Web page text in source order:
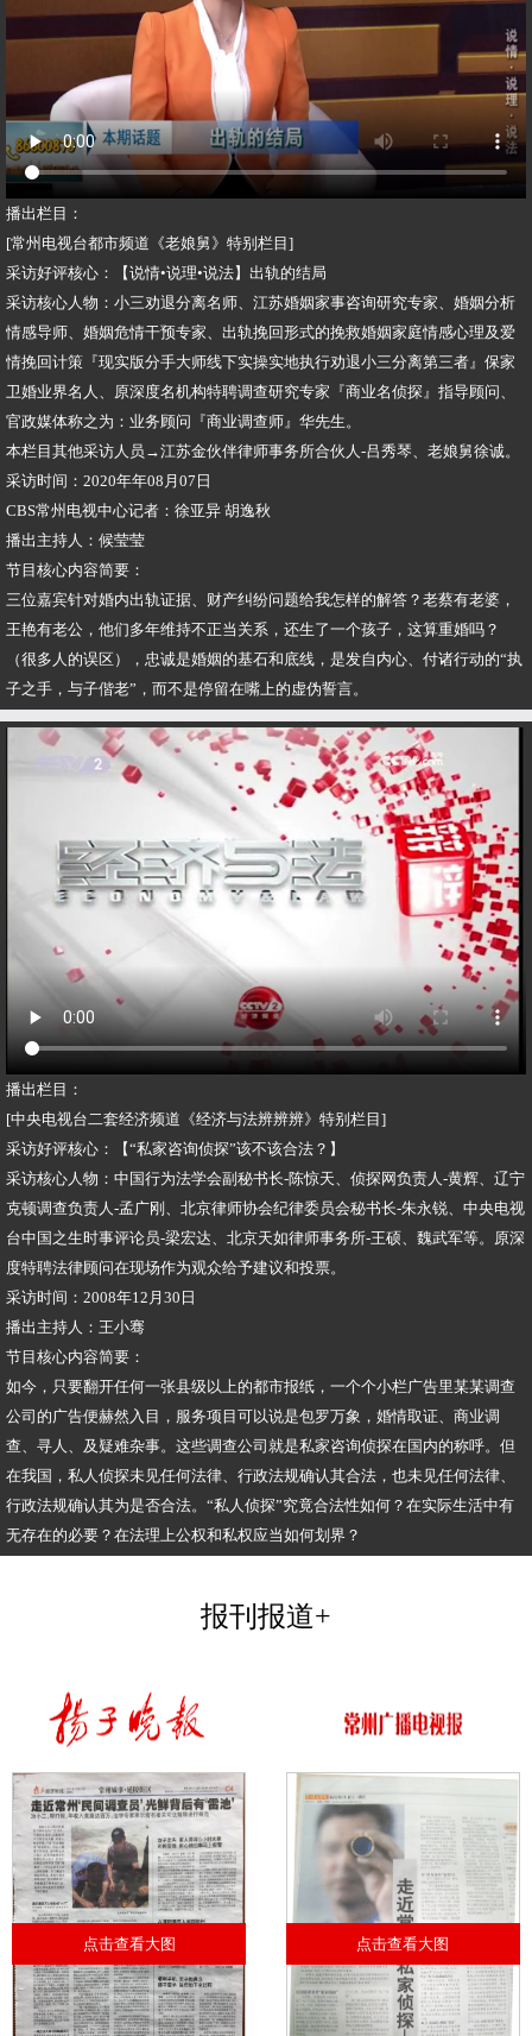
播出栏目：
[常州电视台都市频道《老娘舅》特别栏目]
采访好评核心：【说情•说理•说法】出轨的结局
采访核心人物：小三劝退分离名师、江苏婚姻家事咨询研究专家、婚姻分析
情感导师、婚姻危情干预专家、出轨挽回形式的挽救婚姻家庭情感心理及爱
情挽回计策『现实版分手大师线下实操实地执行劝退小三分离第三者』保家
卫婚业界名人、原深度名机构特聘调查研究专家『商业名侦探』指导顾问、
官政媒体称之为：业务顾问『商业调查师』华先生。
本栏目其他采访人员→江苏金伙伴律师事务所合伙人-吕秀琴、老娘舅徐诚。
采访时间：2020年年08月07日
CBS常州电视中心记者：徐亚异 胡逸秋
播出主持人：候莹莹
节目核心内容简要：
三位嘉宾针对婚内出轨证据、财产纠纷问题给我怎样的解答？老蔡有老婆，
王艳有老公，他们多年维持不正当关系，还生了一个孩子，这算重婚吗？
（很多人的误区），忠诚是婚姻的基石和底线，是发自内心、付诸行动的“执
子之手，与子偕老”，而不是停留在嘴上的虚伪誓言。
播出栏目：
[中央电视台二套经济频道《经济与法辨辨辨》特别栏目]
采访好评核心：【“私家咨询侦探”该不该合法？】
采访核心人物：中国行为法学会副秘书长-陈惊天、侦探网负责人-黄辉、辽宁
克顿调查负责人-孟广刚、北京律师协会纪律委员会秘书长-朱永锐、中央电视
台中国之生时事评论员-梁宏达、北京天如律师事务所-王硕、魏武军等。原深
度特聘法律顾问在现场作为观众给予建议和投票。
采访时间：2008年12月30日
播出主持人：王小骞
节目核心内容简要：
如今，只要翻开任何一张县级以上的都市报纸，一个个小栏广告里某某调查
公司的广告便赫然入目，服务项目可以说是包罗万象，婚情取证、商业调
查、寻人、及疑难杂事。这些调查公司就是私家咨询侦探在国内的称呼。但
在我国，私人侦探未见任何法律、行政法规确认其合法，也未见任何法律、
行政法规确认其为是否合法。“私人侦探”究竟合法性如何？在实际生活中有
无存在的必要？在法理上公权和私权应当如何划界？
报刊报道+
点击查看大图 点击查看大图